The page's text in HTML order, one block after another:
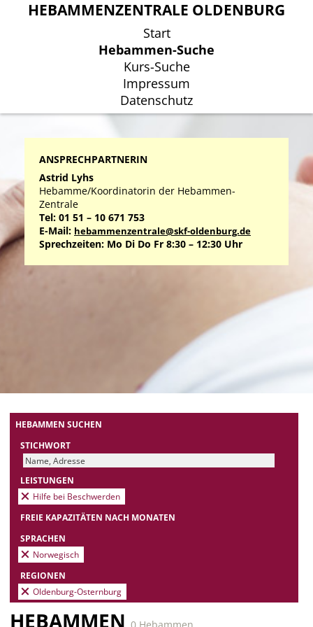
HEBAMMENZENTRALE OLDENBURG
Start
Hebammen-Suche
Kurs-Suche
Impressum
Datenschutz
HEBAMMENZENTRALE OLDENBURG
Start
Hebammen-Suche
Kurs-Suche
Impressum
Datenschutz
ANSPRECHPARTNERIN
Astrid Lyhs
Hebamme/Koordinatorin der Hebammen-
Zentrale
Tel: 01 51 – 10 671 753
E-Mail: hebammenzentrale@skf-oldenburg.de
Sprechzeiten: Mo Di Do Fr 8:30 – 12:30 Uhr
HEBAMMEN SUCHEN
STICHWORT
LEISTUNGEN
Hilfe bei Beschwerden
FREIE KAPAZITÄTEN NACH MONATEN
SPRACHEN
Norwegisch
REGIONEN
Oldenburg-Osternburg
HEBAMMEN